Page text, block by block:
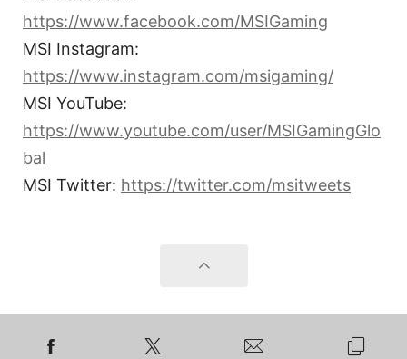
https://www.facebook.com/MSIGaming
MSI Instagram:
https://www.instagram.com/msigaming/
MSI YouTube:
https://www.youtube.com/user/MSIGamingGlo
bal
MSI Twitter: https://twitter.com/msitweets